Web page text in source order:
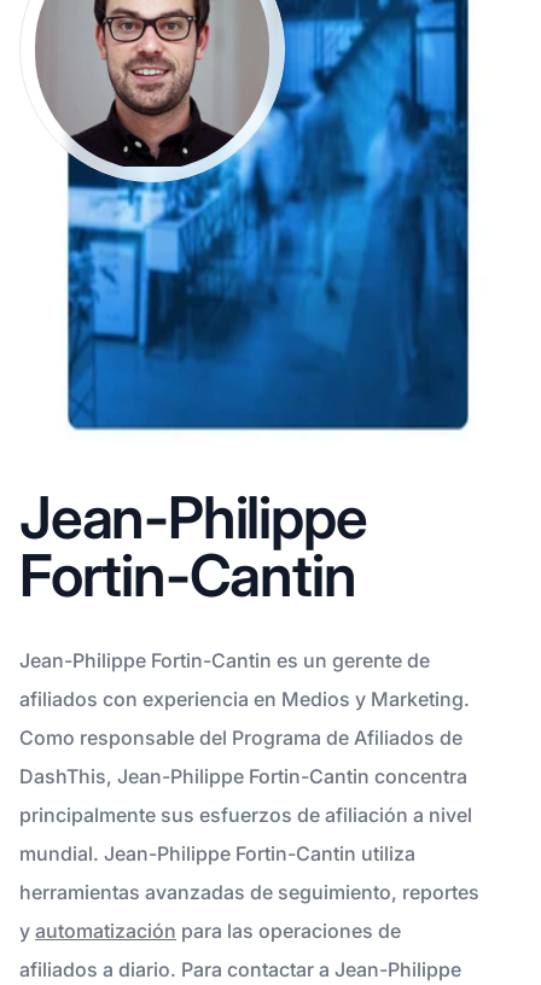
Jean-Philippe
Fortin-Cantin
Jean-Philippe Fortin-Cantin es un gerente de
afiliados con experiencia en Medios y Marketing.
Como responsable del Programa de Afiliados de
DashThis, Jean-Philippe Fortin-Cantin concentra
principalmente sus esfuerzos de afiliación a nivel
mundial. Jean-Philippe Fortin-Cantin utiliza
herramientas avanzadas de seguimiento, reportes
y automatización para las operaciones de
afiliados a diario. Para contactar a Jean-Philippe